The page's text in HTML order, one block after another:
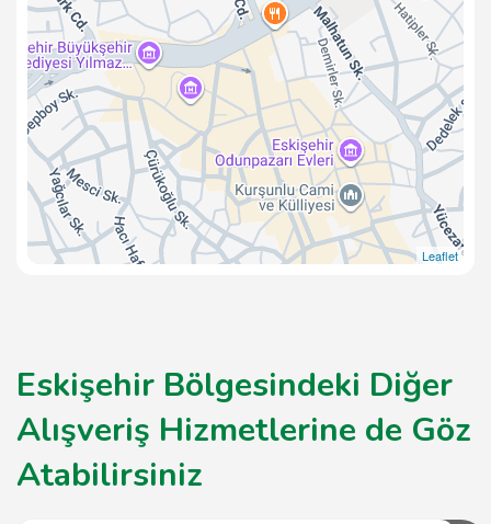
Leaflet
Eskişehir Bölgesindeki Diğer
Alışveriş Hizmetlerine de Göz
Atabilirsiniz